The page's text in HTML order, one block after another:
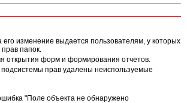
изменение выдается пользователям, у которых
папок.
открытия форм и формирования отчетов.
прав удалены неиспользуемые
"Поле объекта не обнаружено